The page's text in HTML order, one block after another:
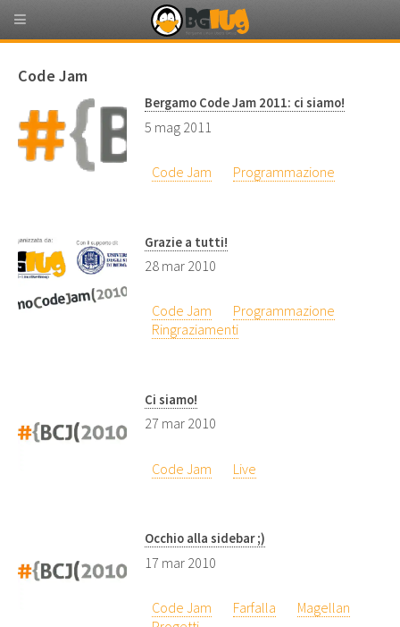
Code Jam
Bergamo Code Jam 2011: ci siamo!
5 mag 2011
Code Jam Programmazione
Grazie a tutti!
28 mar 2010
Code Jam
Programmazione
Ringraziamenti
Ci siamo!
27 mar 2010
Code Jam Live
Occhio alla sidebar ;)
17 mar 2010
Code Jam Farfalla
Magellan